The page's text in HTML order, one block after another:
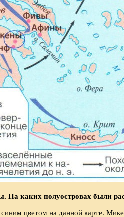
каких полуостровах были
цветом на данной карте.